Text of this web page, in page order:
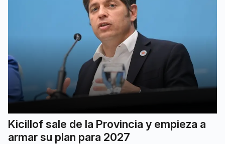
Kicillof sale de la Provincia y empieza a
armar su plan para 2027